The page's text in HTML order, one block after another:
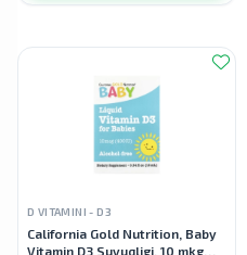
D VITAMINI - D3
California Gold Nutrition, Baby
Vitamin D3 Suyuqligi, 10 mkg